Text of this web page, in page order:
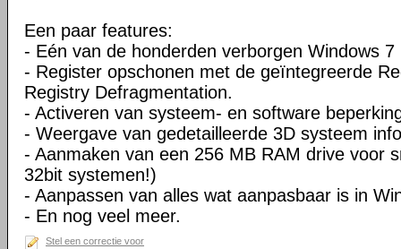
Een paar features:
- Eén van de honderden verborgen Windows
- Register opschonen met de geïntegreerde
Registry Defragmentation.
- Activeren van systeem- en software
- Weergave van gedetailleerde 3D systeem
- Aanmaken van een 256 MB RAM drive voor
32bit systemen!)
- Aanpassen van alles wat aanpasbaar is in
- En nog veel meer.
Stel een correctie voor